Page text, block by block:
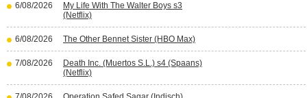
6/08/2026
My Life With The Walter Boys s3
(Netflix)
6/08/2026 The Other Bennet Sister (HBO Max)
7/08/2026
Death Inc. (Muertos S.L.) s4 (Spaans)
(Netflix)